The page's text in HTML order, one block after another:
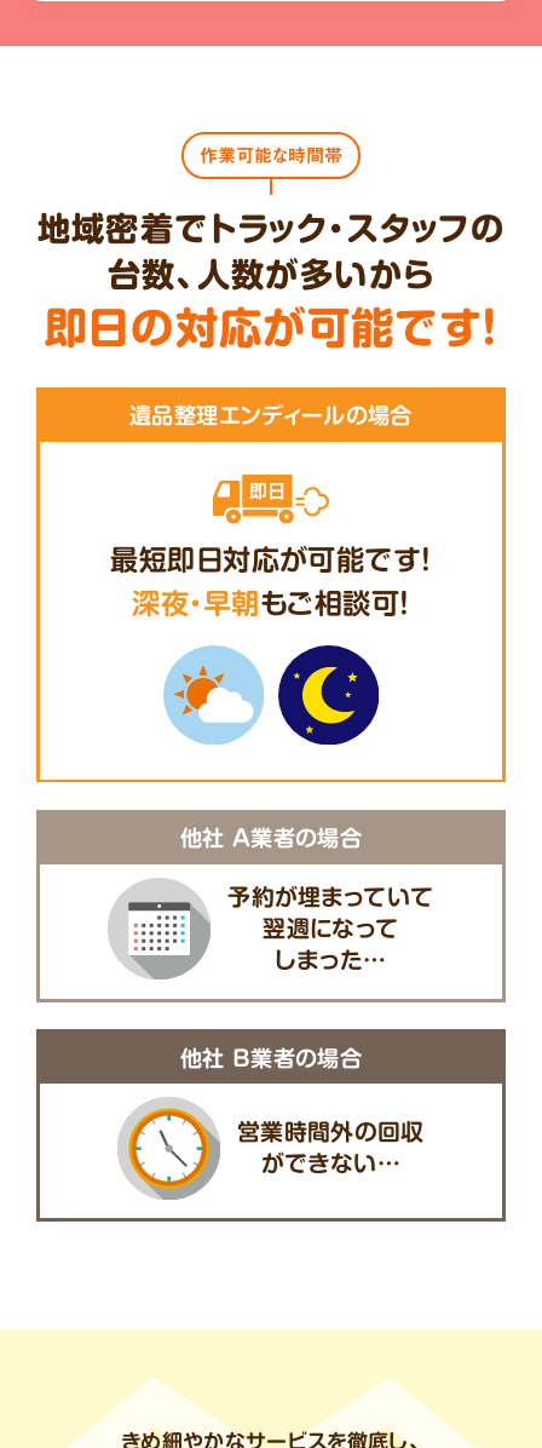
作業可能な時間帯
地域密着でトラック・スタッフの
台数、人数が多いから
即日の対応が可能です!
遺品整理エンディールの場合
最短即日対応が可能です!
深夜・早朝 もご相談可!
他社 A業者の場合
予約が埋まっていて
翌週になって
しまった…
他社 B業者の場合
営業時間外の回収
ができない…
きめ細やかなサービスを徹底し、